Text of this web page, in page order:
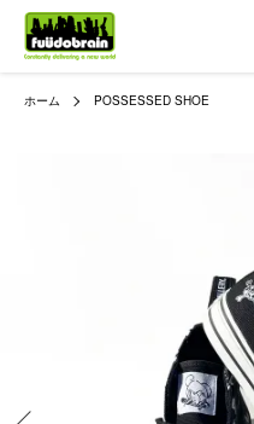
ホーム POSSESSED SHOE